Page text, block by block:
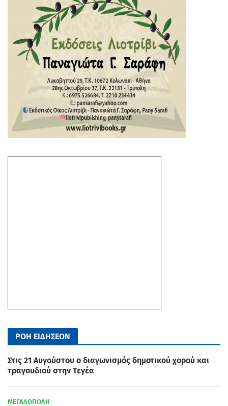
ΡΟΗ ΕΙΔΗΣΕΩΝ
Στις 21 Αυγούστου ο διαγωνισμός δημοτικού χορού και
τραγουδιού στην Τεγέα
ΜΕΓΑΛΟΠΟΛΗ